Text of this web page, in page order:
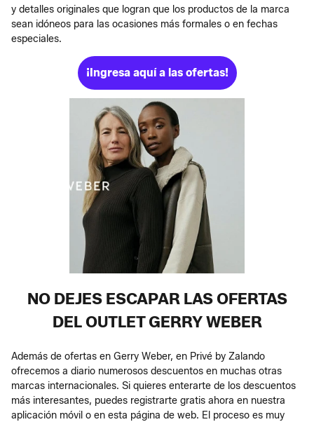
y detalles originales que logran que los productos de la marca
sean idóneos para las ocasiones más formales o en fechas
especiales.
¡Ingresa aquí a las ofertas!
NO DEJES ESCAPAR LAS OFERTAS
DEL OUTLET GERRY WEBER
Además de ofertas en Gerry Weber, en Privé by Zalando
ofrecemos a diario numerosos descuentos en muchas otras
marcas internacionales. Si quieres enterarte de los descuentos
más interesantes, puedes registrarte gratis ahora en nuestra
aplicación móvil o en esta página de web. El proceso es muy